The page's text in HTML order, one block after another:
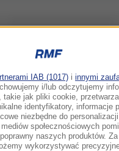
IAB (1017) i innymi
i/lub odczytujemy
takie jak pliki cookie,
identyfikatory, informacje
niezbędne do
społecznościowych
naszych produktów.
wykorzystywać